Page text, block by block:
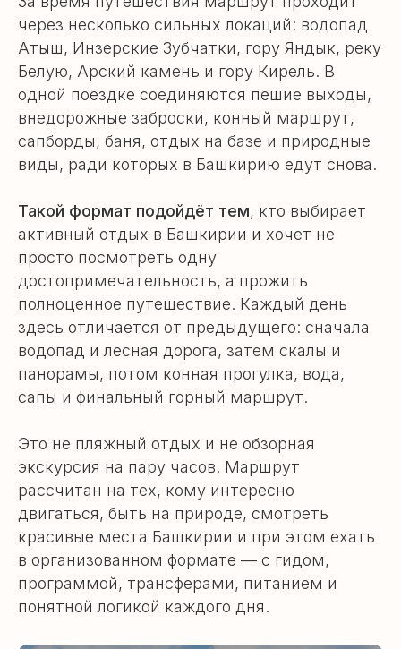
через несколько сильных локаций: водопад
Атыш, Инзерские Зубчатки, гору Яндык, реку
Белую, Арский камень и гору Кирель. В
одной поездке соединяются пешие выходы,
внедорожные заброски, конный маршрут,
сапборды, баня, отдых на базе и природные
виды, ради которых в Башкирию едут снова.
Такой формат подойдёт тем, кто выбирает
активный отдых в Башкирии и хочет не
просто посмотреть одну
достопримечательность, а прожить
полноценное путешествие. Каждый день
здесь отличается от предыдущего: сначала
водопад и лесная дорога, затем скалы и
панорамы, потом конная прогулка, вода,
сапы и финальный горный маршрут.
Это не пляжный отдых и не обзорная
экскурсия на пару часов. Маршрут
рассчитан на тех, кому интересно
двигаться, быть на природе, смотреть
красивые места Башкирии и при этом ехать
в организованном формате — с гидом,
программой, трансферами, питанием и
понятной логикой каждого дня.